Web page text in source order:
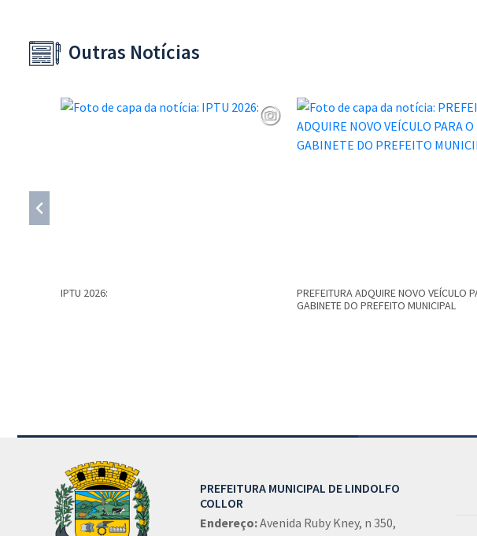
Outras Notícias
IPTU 2026:
PREFEITURA ADQUIRE NOVO VEÍCULO
GABINETE DO PREFEITO MUNICIPAL
PREFEITURA MUNICIPAL DE LINDOLFO
COLLOR
Endereço:Avenida Ruby Kney, n 350,